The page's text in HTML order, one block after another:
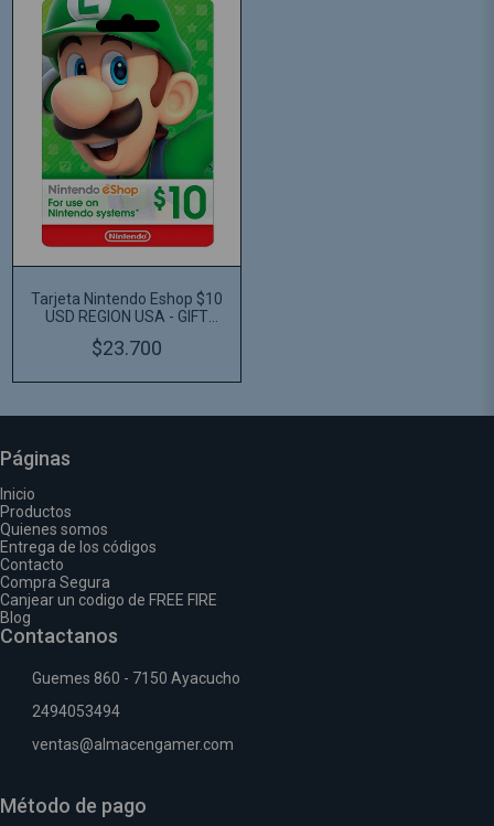
Tarjeta Nintendo Eshop $10
USD REGION USA - GIFT
$23.700
Páginas
Inicio
Productos
Quienes somos
Entrega de los códigos
Contacto
Compra Segura
Canjear un codigo de FREE FIRE
Blog
Contactanos
Guemes 860 - 7150 Ayacucho
2494053494
ventas@almacengamer.com
Método de pago